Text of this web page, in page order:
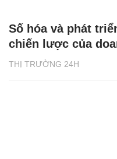
THỊ TRƯỜNG 24H
Số hóa và phát
chiến lược của